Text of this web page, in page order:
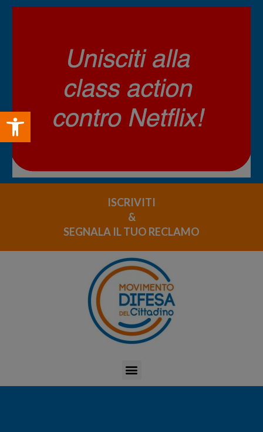
Open toolbar
ISCRIVITI
&
SEGNALA IL TUO RECLAMO